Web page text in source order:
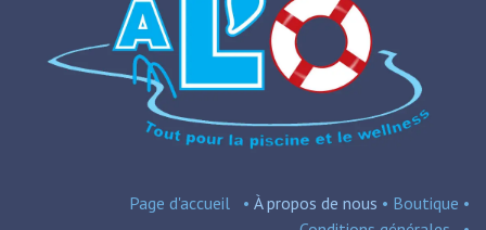
Page d'accueil • À propos de nous • Boutique •